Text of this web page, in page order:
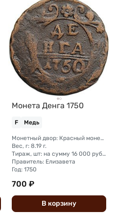
Монета Денга 1750
F Медь
Монетный двор: Красный монетный двор (Москва); Екатеринбургский монетный двор
Вес, г: 8.19 г.
Тираж, шт: на сумму 16 000 рублей; на сумму 258 980 рублей
Правитель: Елизавета
Год: 1750
700 ₽
В корзину